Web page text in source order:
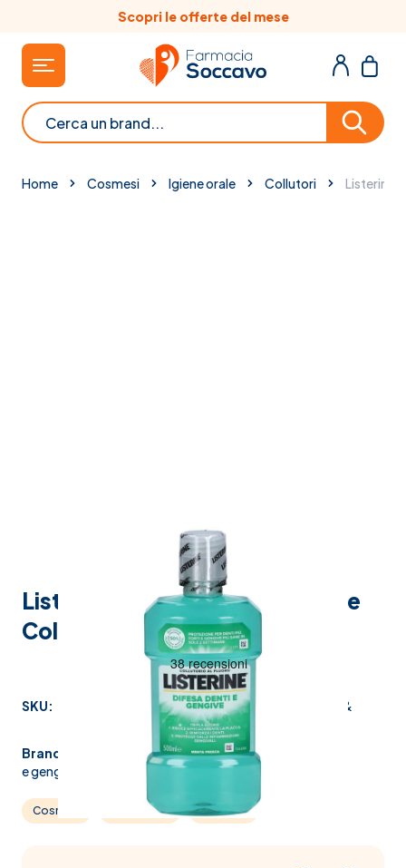
Salta al contenutoScopri le offerte del mese
Cerca
Home Cosmesi Igiene orale Collutori Listerine
Listerine Difesa Denti e Gengive
Collutorio 500 ml
SKU: Produttore:
johnson &
johnson spa
Brand:
listerine difesa denti
e gengive
Cosmesi Igiene orale Collutori